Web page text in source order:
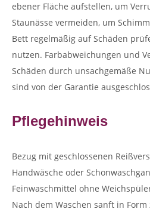
ebener Fläche aufstellen, um
Staunässe vermeiden, um
Bett regelmäßig auf Schäden
nutzen. Farbabweichungen und
Schäden durch unsachgemäße
sind von der Garantie
Pflegehinweis
Bezug mit geschlossenen
Handwäsche oder
Feinwaschmittel ohne
Nach dem Waschen sanft in